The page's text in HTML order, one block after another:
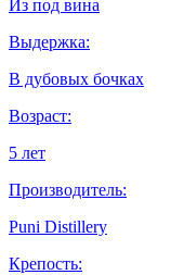
Из под вина
Выдержка:
В дубовых бочках
Возраст:
5 лет
Производитель:
Puni Distillery
Крепость: